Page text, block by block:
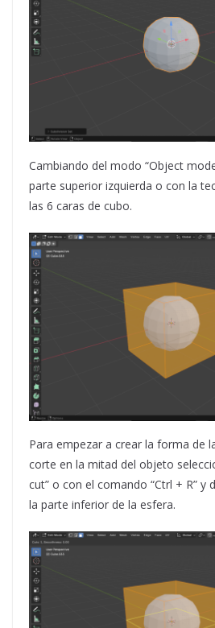
Cambiando del modo “Object
parte superior izquierda o con la
las 6 caras de cubo.
Para empezar a crear la forma de
corte en la mitad del objeto
cut” o con el comando “Ctrl + R” y
la parte inferior de la esfera.